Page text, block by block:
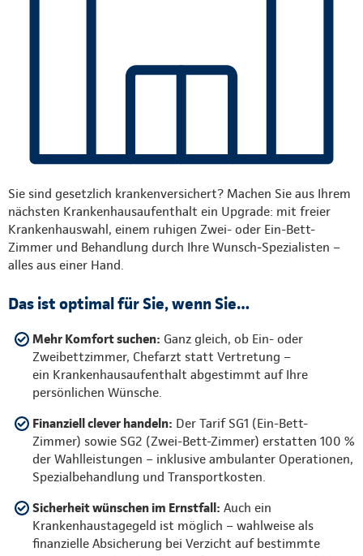
Sie sind gesetzlich krankenversichert? Machen Sie aus Ihrem
nächsten Krankenhausaufenthalt ein Upgrade: mit freier
Krankenhauswahl, einem ruhigen Zwei- oder Ein-Bett-
Zimmer und Behandlung durch Ihre Wunsch‑Spezialisten –
alles aus einer Hand.
Das ist optimal für Sie, wenn Sie…
Mehr Komfort suchen: Ganz gleich, ob Ein- oder
Zweibettzimmer, Chefarzt statt Vertretung –
ein Krankenhausaufenthalt abgestimmt auf Ihre
persönlichen Wünsche.
Finanziell clever handeln: Der Tarif SG1 (Ein-Bett-
Zimmer) sowie SG2 (Zwei-Bett-Zimmer) erstatten 100 %
der Wahlleistungen – inklusive ambulanter Operationen,
Spezialbehandlung und Transportkosten.
Sicherheit wünschen im Ernstfall: Auch ein
Krankenhaustagegeld ist möglich – wahlweise als
finanzielle Absicherung bei Verzicht auf bestimmte